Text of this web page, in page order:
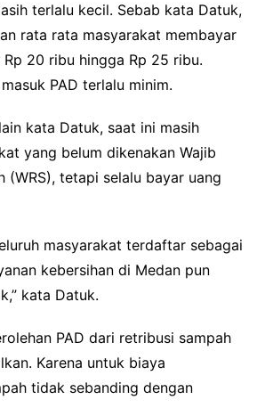
terlalu kecil. Sebab kata Datuk,
rata rata masyarakat membayar
20 ribu hingga Rp 25 ribu.
PAD terlalu minim.
kata Datuk, saat ini masih
yang belum dikenakan Wajib
(WRS), tetapi selalu bayar uang
masyarakat terdaftar sebagai
kebersihan di Medan pun
kata Datuk.
PAD dari retribusi sampah
Karena untuk biaya
tidak sebanding dengan